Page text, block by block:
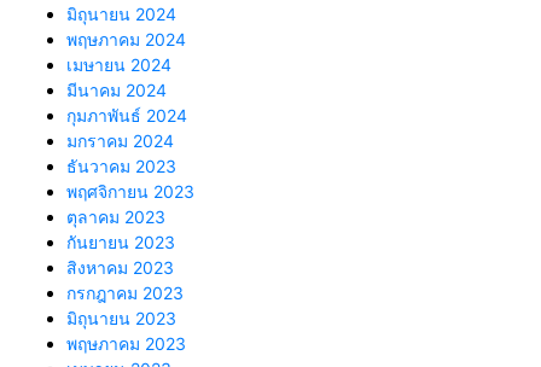
มิถุนายน 2024
พฤษภาคม 2024
เมษายน 2024
มีนาคม 2024
กุมภาพันธ์ 2024
มกราคม 2024
ธันวาคม 2023
พฤศจิกายน 2023
ตุลาคม 2023
กันยายน 2023
สิงหาคม 2023
กรกฎาคม 2023
มิถุนายน 2023
พฤษภาคม 2023